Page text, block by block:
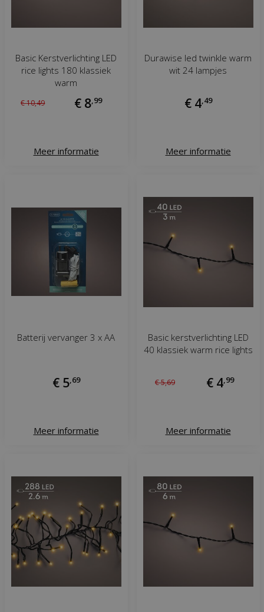
Basic Kerstverlichting LED
rice lights 180 klassiek
warm
€10,49 € 8 99
Meer informatie
Durawise led twinkle warm
wit 24 lampjes
€ 4 49
Meer informatie
Batterij vervanger 3 x AA
€ 5 69
Meer informatie
Basic kerstverlichting LED
40 klassiek warm rice lights
€5,69 € 4 99
Meer informatie